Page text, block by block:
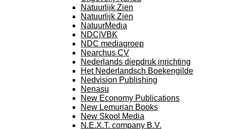
Natuurlijk Zien
Natuurlijk Zien
NatuurMedia
NDC|VBK
NDC mediagroep
Nearchus CV
Nederlands diepdruk inrichting
Het Nederlandsch Boekengilde
Nedvision Publishing
Nenasu
New Economy Publications
New Lemurian Books
New Skool Media
N.E.X.T. company B.V.